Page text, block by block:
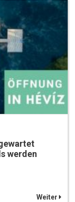
werden
Weiter